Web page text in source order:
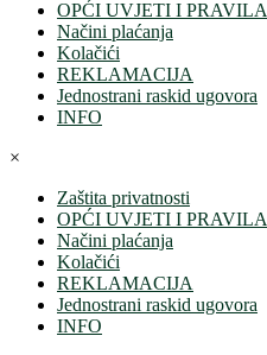
OPĆI UVJETI I PRAVILA
Načini plaćanja
Kolačići
REKLAMACIJA
Jednostrani raskid ugovora
INFO
×
Zaštita privatnosti
OPĆI UVJETI I PRAVILA
Načini plaćanja
Kolačići
REKLAMACIJA
Jednostrani raskid ugovora
INFO